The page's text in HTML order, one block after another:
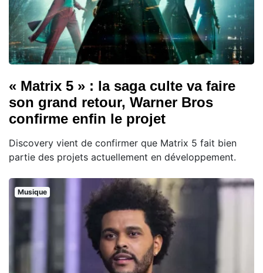
« Matrix 5 » : la saga culte va faire
son grand retour, Warner Bros
confirme enfin le projet
Discovery vient de confirmer que Matrix 5 fait bien
partie des projets actuellement en développement.
Musique